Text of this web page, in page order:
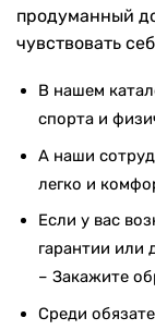
продуманный
чувствовать
В нашем
спорта и
А наши
легко и
Если у вас
гарантии или
– Закажите
Среди